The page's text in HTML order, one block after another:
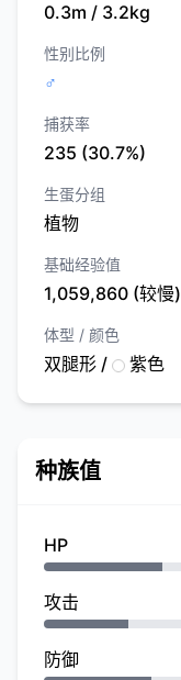
0.3m / 3.2kg
性别比例
♂
捕获率
235 (30.7%)
生蛋分组
植物
基础经验值
1,059,860 (较慢)
体型 / 颜色
双腿形 / 紫色
种族值
HP
攻击
防御